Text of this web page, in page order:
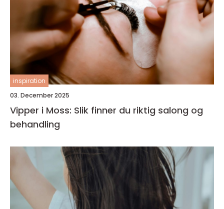
inspiration
03. December 2025
Vipper i Moss: Slik finner du riktig salong og
behandling